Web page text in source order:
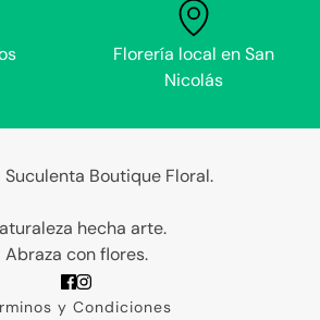
Florería local en San
Nicolás
Boutique Floral.
hecha arte.
Abraza con flores.
y Condiciones